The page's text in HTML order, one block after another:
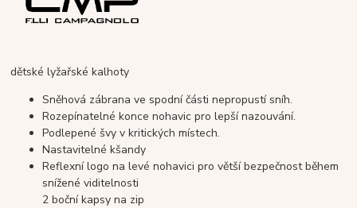
dětské lyžařské kalhoty
Sněhová zábrana ve spodní části nepropustí sníh.
Rozepínatelné konce nohavic pro lepší nazouvání.
Podlepené švy v kritických místech.
Nastavitelné kšandy
Reflexní logo na levé nohavici pro větší bezpečnost během
snížené viditelnosti
2 boční kapsy na zip